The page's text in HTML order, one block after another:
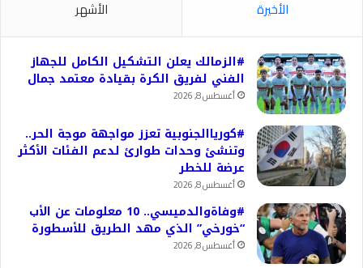
الأخيرة الأشهر
#الزمالك يعلن التشكيل الكامل للجهاز
الفني لفريق الكرة بقيادة معتمد جمال
أغسطس 8, 2026
#كورياالجنوبية تعزز مواجهة موجة الحر..
وتنشئ وحدات طوارئ لدعم الفئات الأكثر
عرضة للخطر
أغسطس 8, 2026
#وفاةوالدميسي.. 10 معلومات عن الأب
“خورخي” الذي مهد الطريق للأسطورة
أغسطس 8, 2026